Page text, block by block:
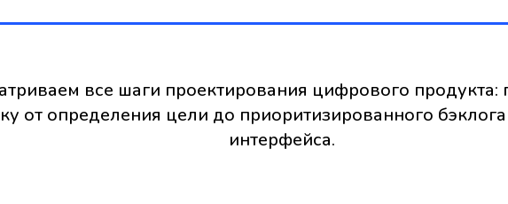
все шаги проектирования цифрового
от определения цели до приоритизированного
интерфейса.